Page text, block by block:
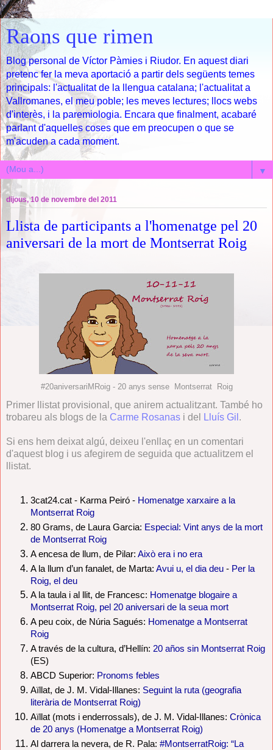
Raons que rimen
Blog personal de Víctor Pàmies i Riudor. En aquest diari
pretenc fer la meva aportació a partir dels següents temes
principals: l'actualitat de la llengua catalana; l'actualitat a
Vallromanes, el meu poble; les meves lectures; llocs webs
d'interès, i la paremiologia. Encara que finalment, acabaré
parlant d'aquelles coses que em preocupen o que se
m'acuden a cada moment.
▼
dijous, 10 de novembre del 2011
Llista de participants a l'homenatge pel 20
aniversari de la mort de Montserrat Roig
#20aniversariMRoig - 20 anys sense Montserrat Roig
Primer llistat provisional, que anirem actualitzant. També ho
trobareu als blogs de la Carme Rosanas i del Lluís Gil .
Si ens hem deixat algú, deixeu l'enllaç en un comentari
d'aquest blog i us afegirem de seguida que actualitzem el
llistat.
3cat24.cat - Karma Peiró - Homenatge xarxaire a la
Montserrat Roig
80 Grams, de Laura Garcia: Especial: Vint anys de la mort
de Montserrat Roig
A encesa de llum, de Pilar: Això era i no era
A la llum d’un fanalet, de Marta: Avui u, el dia deu - Per la
Roig, el deu
A la taula i al llit, de Francesc: Homenatge blogaire a
Montserrat Roig, pel 20 aniversari de la seua mort
A peu coix, de Núria Sagués: Homenatge a Montserrat
Roig
A través de la cultura, d’Hellín: 20 años sin Montserrat Roig
(ES)
ABCD Superior: Pronoms febles
Aïllat, de J. M. Vidal-Illanes: Seguint la ruta (geografia
literària de Montserrat Roig)
Aïllat (mots i enderrossals), de J. M. Vidal-Illanes: Crònica
de 20 anys (Homenatge a Montserrat Roig)
Al darrera la nevera, de R. Pala: #MontserratRoig: “La